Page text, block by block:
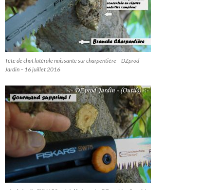
Tête de chat latérale naissante sur charpentière – DZprod
Jardin – 16 juillet 2016